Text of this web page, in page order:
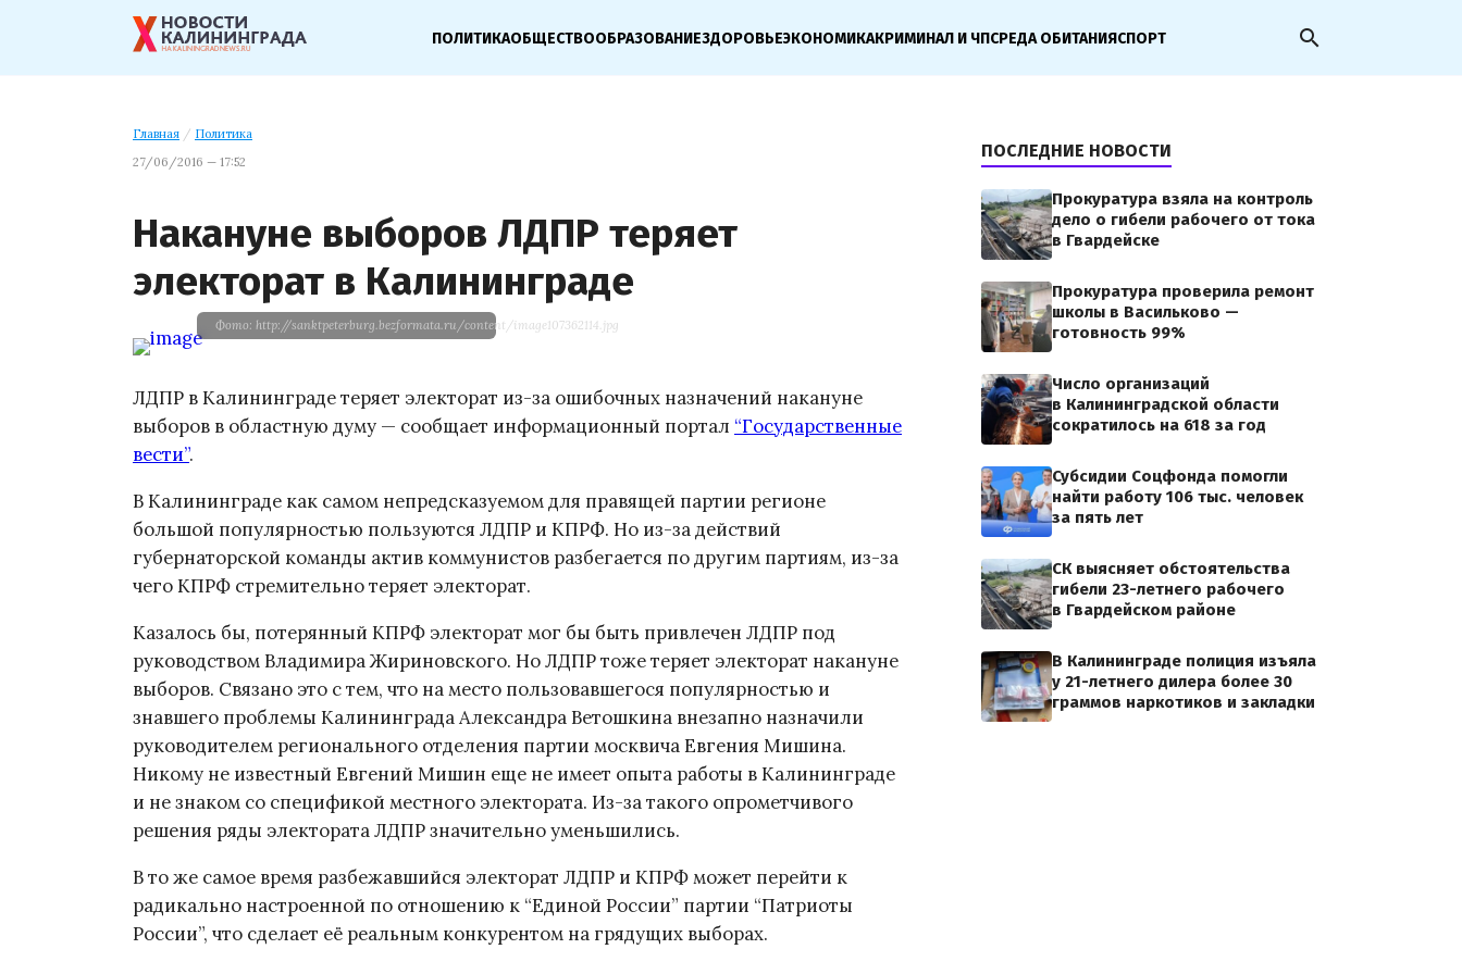
ПОЛИТИКАОБЩЕСТВООБРАЗОВАНИЕЗДОРОВЬЕЭКОНОМИКАКРИМИНАЛ И ЧПСРЕДА ОБИТАНИЯСПОРТ search
Главная / Политика
27/06/2016 — 17:52
Накануне выборов ЛДПР теряет
электорат в Калининграде
Фото: http://sanktpeterburg.bezformata.ru/content/image107362114.jpg
ЛДПР в Калининграде теряет электорат из-за ошибочных назначений накануне
выборов в областную думу — сообщает информационный портал “Государственные
вести”.
В Калининграде как самом непредсказуемом для правящей партии регионе
большой популярностью пользуются ЛДПР и КПРФ. Но из-за действий
губернаторской команды актив коммунистов разбегается по другим партиям, из-за
чего КПРФ стремительно теряет электорат.
Казалось бы, потерянный КПРФ электорат мог бы быть привлечен ЛДПР под
руководством Владимира Жириновского. Но ЛДПР тоже теряет электорат накануне
выборов. Связано это с тем, что на место пользовавшегося популярностью и
знавшего проблемы Калининграда Александра Ветошкина внезапно назначили
руководителем регионального отделения партии москвича Евгения Мишина.
Никому не известный Евгений Мишин еще не имеет опыта работы в Калининграде
и не знаком со спецификой местного электората. Из-за такого опрометчивого
решения ряды электората ЛДПР значительно уменьшились.
В то же самое время разбежавшийся электорат ЛДПР и КПРФ может перейти к
радикально настроенной по отношению к “Единой России” партии “Патриоты
России”, что сделает её реальным конкурентом на грядущих выборах.
ПОСЛЕДНИЕ НОВОСТИ
Прокуратура взяла на контроль
дело о гибели рабочего от тока
в Гвардейске
Прокуратура проверила ремонт
школы в Васильково —
готовность 99%
Число организаций
в Калининградской области
сократилось на 618 за год
Субсидии Соцфонда помогли
найти работу 106 тыс. человек
за пять лет
СК выясняет обстоятельства
гибели 23-летнего рабочего
в Гвардейском районе
В Калининграде полиция изъяла
у 21-летнего дилера более 30
граммов наркотиков и закладки